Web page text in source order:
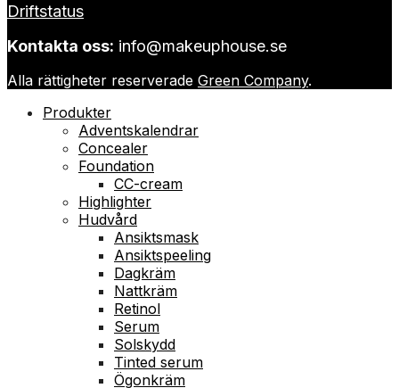
Driftstatus
Kontakta oss: info@makeuphouse.se
Alla rättigheter reserverade Green Company.
Produkter
Adventskalendrar
Concealer
Foundation
CC-cream
Highlighter
Hudvård
Ansiktsmask
Ansiktspeeling
Dagkräm
Nattkräm
Retinol
Serum
Solskydd
Tinted serum
Ögonkräm